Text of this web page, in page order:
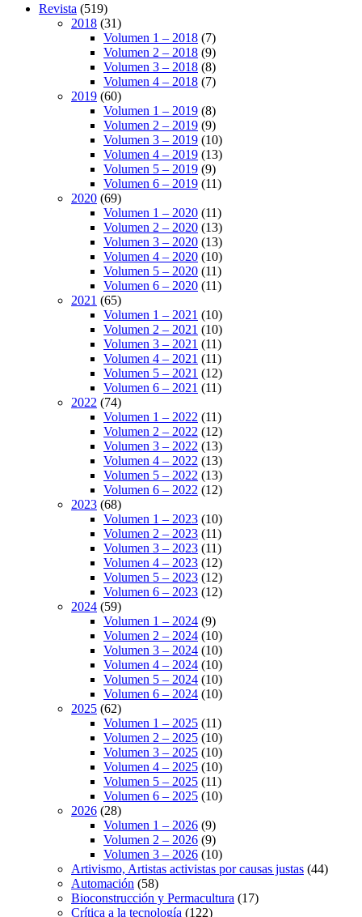
Revista (519)
2018 (31)
Volumen 1 – 2018 (7)
Volumen 2 – 2018 (9)
Volumen 3 – 2018 (8)
Volumen 4 – 2018 (7)
2019 (60)
Volumen 1 – 2019 (8)
Volumen 2 – 2019 (9)
Volumen 3 – 2019 (10)
Volumen 4 – 2019 (13)
Volumen 5 – 2019 (9)
Volumen 6 – 2019 (11)
2020 (69)
Volumen 1 – 2020 (11)
Volumen 2 – 2020 (13)
Volumen 3 – 2020 (13)
Volumen 4 – 2020 (10)
Volumen 5 – 2020 (11)
Volumen 6 – 2020 (11)
2021 (65)
Volumen 1 – 2021 (10)
Volumen 2 – 2021 (10)
Volumen 3 – 2021 (11)
Volumen 4 – 2021 (11)
Volumen 5 – 2021 (12)
Volumen 6 – 2021 (11)
2022 (74)
Volumen 1 – 2022 (11)
Volumen 2 – 2022 (12)
Volumen 3 – 2022 (13)
Volumen 4 – 2022 (13)
Volumen 5 – 2022 (13)
Volumen 6 – 2022 (12)
2023 (68)
Volumen 1 – 2023 (10)
Volumen 2 – 2023 (11)
Volumen 3 – 2023 (11)
Volumen 4 – 2023 (12)
Volumen 5 – 2023 (12)
Volumen 6 – 2023 (12)
2024 (59)
Volumen 1 – 2024 (9)
Volumen 2 – 2024 (10)
Volumen 3 – 2024 (10)
Volumen 4 – 2024 (10)
Volumen 5 – 2024 (10)
Volumen 6 – 2024 (10)
2025 (62)
Volumen 1 – 2025 (11)
Volumen 2 – 2025 (10)
Volumen 3 – 2025 (10)
Volumen 4 – 2025 (10)
Volumen 5 – 2025 (11)
Volumen 6 – 2025 (10)
2026 (28)
Volumen 1 – 2026 (9)
Volumen 2 – 2026 (9)
Volumen 3 – 2026 (10)
Artivismo, Artistas activistas por causas justas (44)
Automación (58)
Bioconstrucción y Permacultura (17)
Crítica a la tecnología (122)